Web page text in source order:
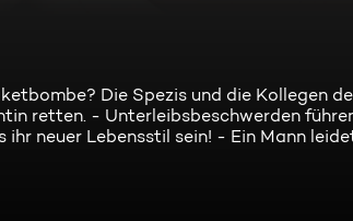
Die Spezis und die Kollegen
retten. - Unterleibsbeschwerden
neuer Lebensstil sein! - Ein Mann